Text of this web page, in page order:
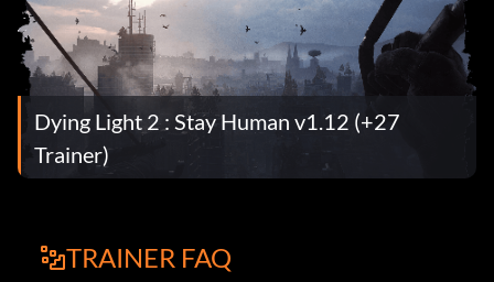
Dying Light 2 : Stay Human v1.12 (+27
Trainer)
TRAINER FAQ